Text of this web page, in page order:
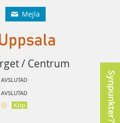
Mejla
/ Centrum
AVSLUTAD
AVSLUTAD
Köp Synpunkter?